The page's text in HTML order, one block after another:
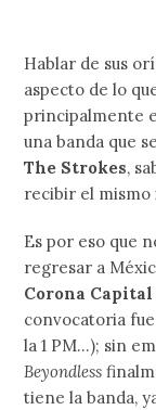
Hablar de sus
aspecto de lo
principalmente
una banda que
The Strokes,
recibir el
Es por eso que
regresar a
Corona
convocatoria
la 1 PM…); sin
Beyondless
tiene la banda,